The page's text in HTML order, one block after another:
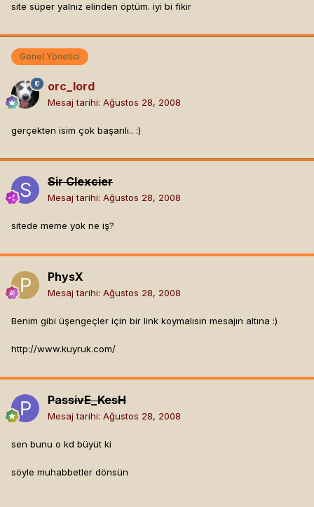
site süper yalnız elinden öptüm. iyi bi fikir
Genel Yönetici
orc_lord
Mesaj tarihi: Ağustos 28, 2008
gerçekten isim çok başarılı.. :)
Sir Clexcier
Mesaj tarihi: Ağustos 28, 2008
sitede meme yok ne iş?
PhysX
Mesaj tarihi: Ağustos 28, 2008
Benim gibi üşengeçler için bir link koymalısın mesajın altına :)
http://www.kuyruk.com/
PassivE_KesH
Mesaj tarihi: Ağustos 28, 2008
sen bunu o kd büyüt ki
söyle muhabbetler dönsün